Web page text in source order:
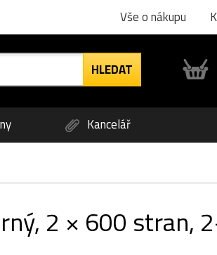
Vše o nákupu
Kancelář
2 × 600 stran,